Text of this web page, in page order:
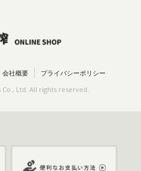
会社概要 プライバシーポリシー
Ltd. All rights reserved.